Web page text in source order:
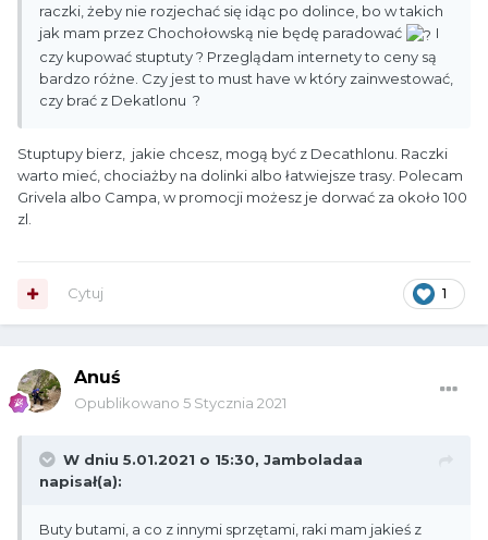
raczki, żeby nie rozjechać się idąc po dolince, bo w takich
jak mam przez Chochołowską nie będę paradować
I
czy kupować stuptuty ? Przeglądam internety to ceny są
bardzo różne. Czy jest to must have w który zainwestować,
czy brać z Dekatlonu ?
Stuptupy bierz, jakie chcesz, mogą być z Decathlonu. Raczki
warto mieć, chociażby na dolinki albo łatwiejsze trasy. Polecam
Grivela albo Campa, w promocji możesz je dorwać za około 100
zl.
1
Cytuj
Anuś
Opublikowano 5 Stycznia 2021
W dniu 5.01.2021 o 15:30, Jamboladaa
napisał(a):
Buty butami, a co z innymi sprzętami, raki mam jakieś z